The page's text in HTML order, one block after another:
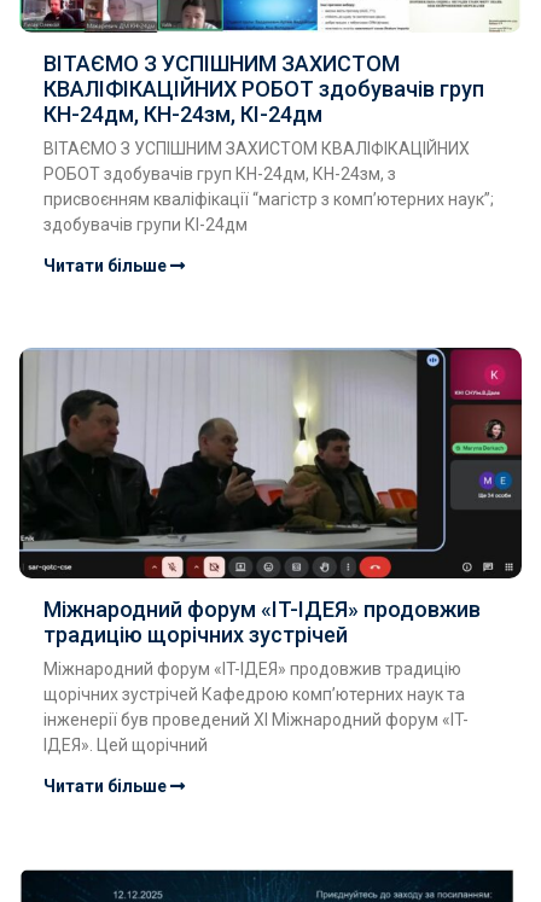
ВІТАЄМО З УСПІШНИМ ЗАХИСТОМ
КВАЛІФІКАЦІЙНИХ РОБОТ здобувачів груп
КН-24дм, КН-24зм, КІ-24дм
ВІТАЄМО З УСПІШНИМ ЗАХИСТОМ КВАЛІФІКАЦІЙНИХ
РОБОТ здобувачів груп КН-24дм, КН-24зм, з
присвоєнням кваліфікації “магістр з комп’ютерних наук”;
здобувачів групи КІ-24дм
Читати більше
Міжнародний форум «IT-ІДЕЯ» продовжив
традицію щорічних зустрічей
Міжнародний форум «IT-ІДЕЯ» продовжив традицію
щорічних зустрічей Кафедрою комп’ютерних наук та
інженерії був проведений ХI Міжнародний форум «ІT-
ІДЕЯ». Цей щорічний
Читати більше